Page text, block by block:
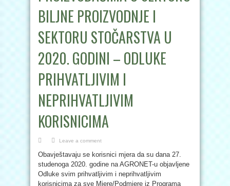
BILJNE PROIZVODNJE I
SEKTORU STOČARSTVA U
2020. GODINI – ODLUKE
PRIHVATLJIVIM I
NEPRIHVATLJIVIM
KORISNICIMA
Leave a comment
Obavještavaju se korisnici mjera da su dana 27.
studenoga 2020. godine na AGRONET-u objavljene
Odluke svim prihvatljivim i neprihvatljivim
korisnicima za sve Mjere/Podmjere iz Programa